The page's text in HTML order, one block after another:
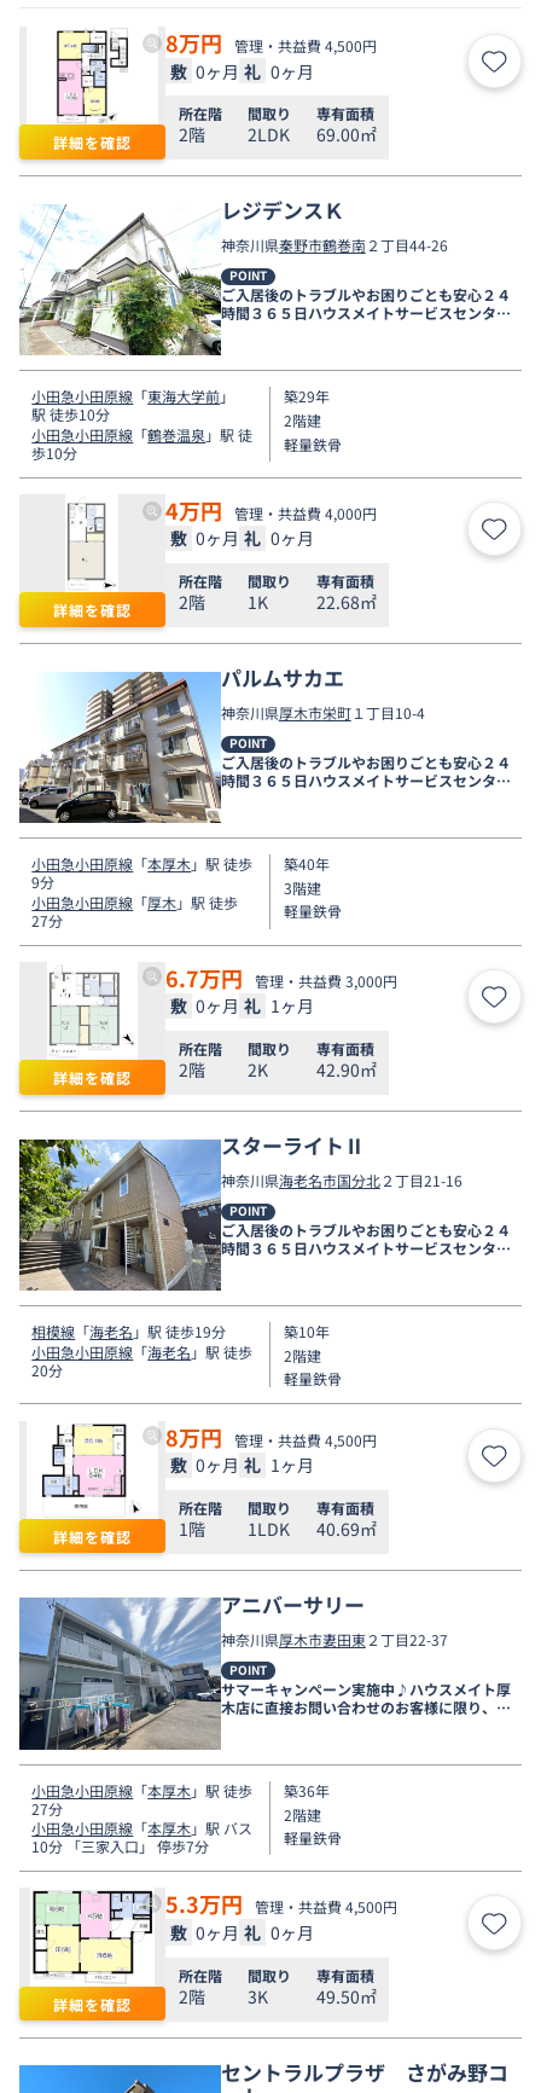
詳細を確認
8万円 管理・共益費 4,500円
敷 0ヶ月 礼 0ヶ月 お気
所在階
2階
間取り
2LDK
専有面積
69.00㎡
レジデンスＫ
神奈川県秦野市鶴巻南２丁目44-26
POINT
ご入居後のトラブルやお困りごとも安心２４
時間３６５日ハウスメイトサービスセンター
電話受付対応。
小田急小田原線 「東海大学前」
駅 徒歩10分
小田急小田原線 「鶴巻温泉 」駅 徒
歩10分
築29年
2階建
軽量鉄骨
詳細を確認
4万円 管理・共益費 4,000円
敷 0ヶ月 礼 0ヶ月 お気
所在階
2階
間取り
1K
専有面積
22.68㎡
パルムサカエ
神奈川県厚木市栄町１丁目10-4
POINT
ご入居後のトラブルやお困りごとも安心２４
時間３６５日ハウスメイトサービスセンター
電話受付対応。
小田急小田原線 「本厚木」駅 徒歩
9分
小田急小田原線 「厚木」駅 徒歩
27分
築40年
3階建
軽量鉄骨
詳細を確認
6.7万円 管理・共益費 3,000円
敷 0ヶ月 礼 1ヶ月 お気
所在階
2階
間取り
2K
専有面積
42.90㎡
スターライトⅡ
神奈川県海老名市国分北２丁目21-16
POINT
ご入居後のトラブルやお困りごとも安心２４
時間３６５日ハウスメイトサービスセンター
電話受付対応。
相模線 「海老名 」駅 徒歩19分
小田急小田原線 「海老名 」駅 徒歩
20分
築10年
2階建
軽量鉄骨
詳細を確認
8万円 管理・共益費 4,500円
敷 0ヶ月 礼 1ヶ月 お気
所在階
1階
間取り
1LDK
専有面積
40.69㎡
アニバーサリー
神奈川県厚木市妻田東２丁目22-37
POINT
サマーキャンペーン実施中♪ハウスメイト厚
木店に直接お問い合わせのお客様に限り、９
月末まで家賃無料♪
小田急小田原線 「本厚木」駅 徒歩
27分
小田急小田原線 「本厚木」駅 バス
10分 「三家入口」 停歩7分
築36年
2階建
軽量鉄骨
詳細を確認
5.3万円 管理・共益費 4,500円
敷 0ヶ月 礼 0ヶ月 お気
所在階
2階
間取り
3K
専有面積
49.50㎡
セントラルプラザ さがみ野コ